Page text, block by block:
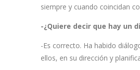
siempre y cuando coincidan
-¿Quiere decir que hay un
-Es correcto. Ha habido
ellos, en su dirección y